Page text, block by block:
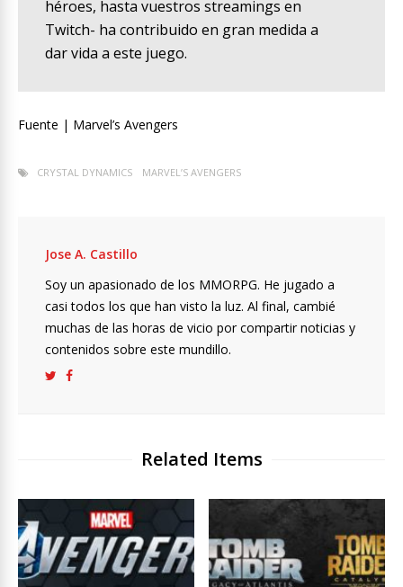
héroes, hasta vuestros streamings en
Twitch- ha contribuido en gran medida a
dar vida a este juego.
Fuente | Marvel’s Avengers
CRYSTAL DYNAMICS MARVEL’S AVENGERS
Jose A. Castillo
Soy un apasionado de los MMORPG. He jugado a
casi todos los que han visto la luz. Al final, cambié
muchas de las horas de vicio por compartir noticias y
contenidos sobre este mundillo.
Related Items